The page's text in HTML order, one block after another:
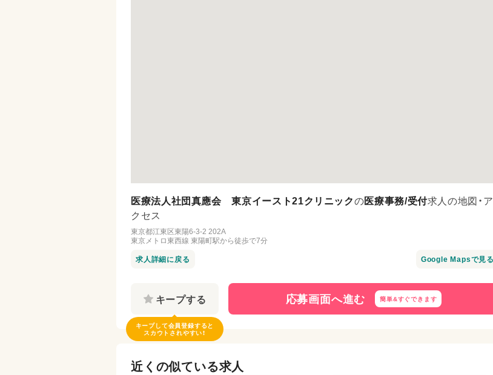
医療法人社団真應会 東京イースト21クリニックの医療事務/受付求人の地図・ア
クセス
東京都江東区東陽6-3-2 202A
東京メトロ東西線 東陽町駅から徒歩で7分
求人詳細に戻る
応募画面へ進む 簡単&すぐできます
キープする
キープして会員登録すると
スカウトされやすい！
近くの似ている求人